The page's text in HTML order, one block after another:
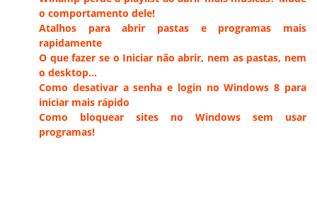
o comportamento dele!
Atalhos para abrir pastas e programas mais
rapidamente
O que fazer se o Iniciar não abrir, nem as pastas, nem
o desktop…
Como desativar a senha e login no Windows 8 para
iniciar mais rápido
Como bloquear sites no Windows sem usar
programas!